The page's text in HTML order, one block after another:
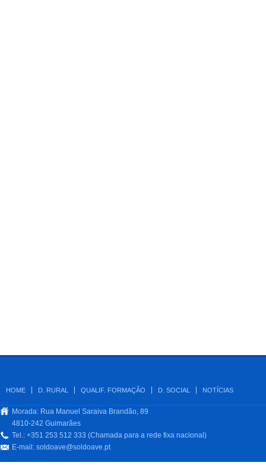
HOME D. RURAL QUALIF. FORMAÇÃO D. SOCIAL NOTÍCIAS
Morada: Rua Manuel Saraiva Brandão, 89
4810-242 Guimarães
Tel.: +351 253 512 333 (Chamada para a rede fixa nacional)
E-mail: soldoave@soldoave.pt